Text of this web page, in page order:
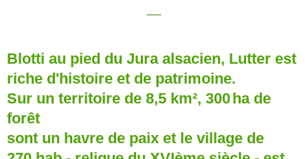
Blotti au pied du Jura alsacien, Lutter est
riche d'histoire et de patrimoine.
Sur un territoire de 8,5 km², 300hade
forêt
sont un havre de paix et le village de